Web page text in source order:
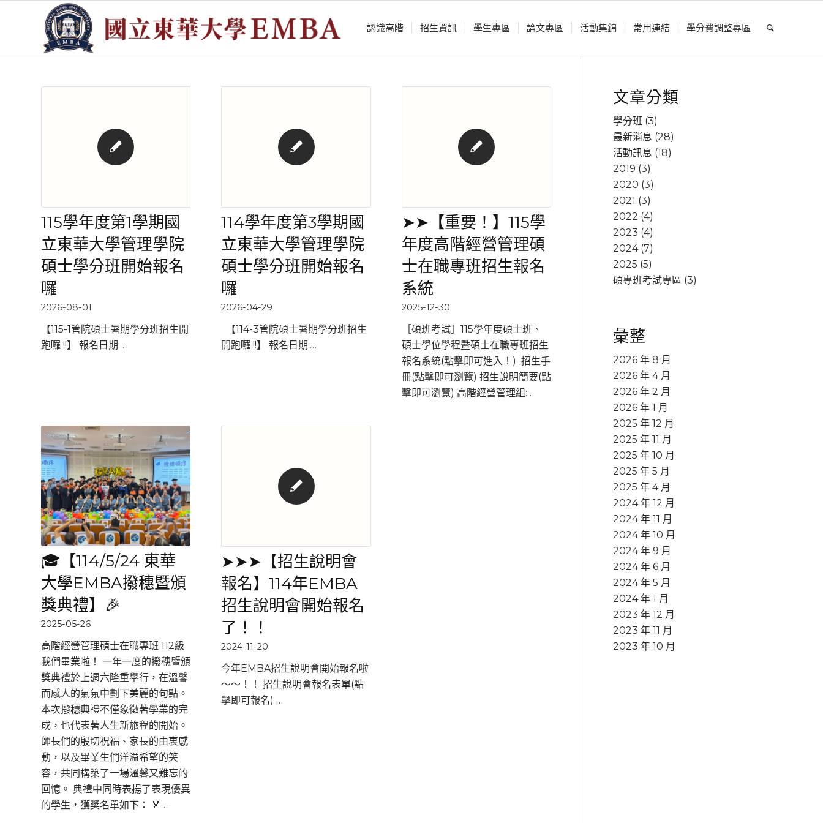
認識⾼階 招生資訊 學⽣專區 論⽂專區 活動集錦 常用連結 學分費調整專區
115學年度第1學期國
立東華大學管理學院
碩士學分班開始報名
囉
2026-08-01
【115-1管院碩士暑期學分班招生開
跑囉 !!】 報名日期:…
114學年度第3學期國
立東華大學管理學院
碩士學分班開始報名
囉
2026-04-29
【114-3管院碩士暑期學分班招生
開跑囉 !!】 報名日期:…
➤➤【重要！】115學
年度高階經營管理碩
士在職專班招生報名
系統
2025-12-30
［碩班考試］115學年度碩士班、
碩士學位學程暨碩士在職專班招生
報名系統(點擊即可進入！) 招生手
冊(點擊即可瀏覽) 招生說明簡要(點
擊即可瀏覽) 高階經營管理組:…
🎓【114/5/24 東華
大學EMBA撥穗暨頒
獎典禮】🎉
2025-05-26
高階經營管理碩士在職專班 112級
我們畢業啦！ 一年一度的撥穗暨頒
獎典禮於上週六隆重舉行，在溫馨
而感人的氣氛中劃下美麗的句點。
本次撥穗典禮不僅象徵著學業的完
成，也代表著人生新旅程的開始。
師長們的殷切祝福、家長的由衷感
動，以及畢業生們洋溢希望的笑
容，共同構築了一場溫馨又難忘的
回憶。 典禮中同時表揚了表現優異
的學生，獲獎名單如下： 🏅…
➤➤➤【招生說明會
報名】114年EMBA
招生說明會開始報名
了！！
2024-11-20
今年EMBA招生說明會開始報名啦
～～！！ 招生說明會報名表單(點
擊即可報名) …
文章分類
學分班 (3)
最新消息 (28)
活動訊息 (18)
2019 (3)
2020 (3)
2021 (3)
2022 (4)
2023 (4)
2024(7)
2025 (5)
碩專班考試專區 (3)
彙整
2026 年 8 月
2026 年 4 月
2026 年 2 月
2026 年 1 月
2025 年 12 月
2025 年 11 月
2025 年 10 月
2025 年 5 月
2025 年 4 月
2024 年 12 月
2024 年 11 月
2024 年 10 月
2024 年 9 月
2024 年 6 月
2024 年 5 月
2024 年 1 月
2023 年 12 月
2023 年 11 月
2023 年 10 月